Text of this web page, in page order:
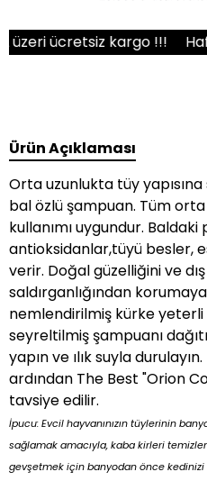
ücretsiz kargo !!! Hafta içi
Ürün Açıklaması
Orta uzunlukta tüy
bal özlü şampuan. Tüm
kullanımı uygundur.
antioksidanlar,tüyü besler,
verir. Doğal güzelliğini ve
saldırganlığından
nemlendirilmiş kürke
seyreltilmiş şampuanı
yapın ve ılık suyla
ardından The Best "Orion
tavsiye edilir.
İpucu: Evcil hayvanınızın tüylerinin
sağlamak amacıyla, kaba kirleri
gevşetmek için banyodan önce kedinizi